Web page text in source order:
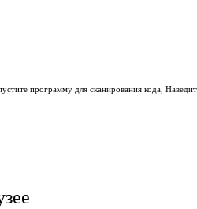
программу для сканирования кода,